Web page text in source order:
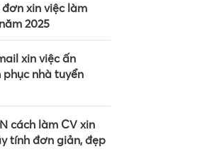
đơn xin việc làm
2025
xin việc ấn
nhà tuyển
cách làm CV xin
tính đơn giản, đẹp